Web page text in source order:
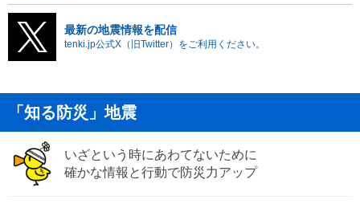
最新の地震情報を配信
tenki.jp公式X（旧Twitter）をご利用ください。
「知る防災」地震
いざという時にあわてないために
確かな情報と行動で防災力アップ